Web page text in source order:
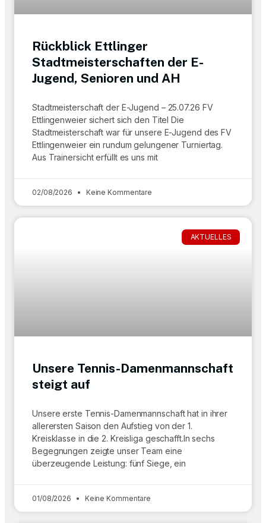
Rückblick Ettlinger
Stadtmeisterschaften der E-
Jugend, Senioren und AH
Stadtmeisterschaft der E-Jugend – 25.07.26 FV
Ettlingenweier sichert sich den Titel Die
Stadtmeisterschaft war für unsere E-Jugend des FV
Ettlingenweier ein rundum gelungener Turniertag.
Aus Trainersicht erfüllt es uns mit
02/08/2026 Keine Kommentare
AKTUELLES
Unsere Tennis-Damenmannschaft
steigt auf
Unsere erste Tennis-Damenmannschaft hat in ihrer
allerersten Saison den Aufstieg von der 1.
Kreisklasse in die 2. Kreisliga geschafft.In sechs
Begegnungen zeigte unser Team eine
überzeugende Leistung: fünf Siege, ein
01/08/2026 Keine Kommentare